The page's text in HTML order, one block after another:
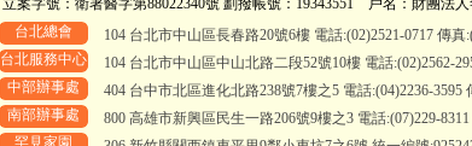
立案字號：衛署醫字第88022340號 劃撥帳號：19343551 戶名：財團法
台北總會
104 台北市中山區長春路20號6樓 電話:(02)2521-0717 傳真
台北服務中心
104 台北市中山區中山北路二段52號10樓 電話:(02)2562-
中部辦事處
404 台中市北區進化北路238號7樓之5 電話:(04)2236-3595
南部辦事處
800 高雄市新興區民生一路206號9樓之3 電話:(07)229-
罕見家園